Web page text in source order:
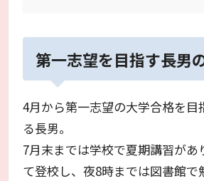
第一志望を目指す長男
4月から第一志望の大学合格を目
る長男。
7月末までは学校で夏期講習があ
て登校し、夜8時までは図書館で